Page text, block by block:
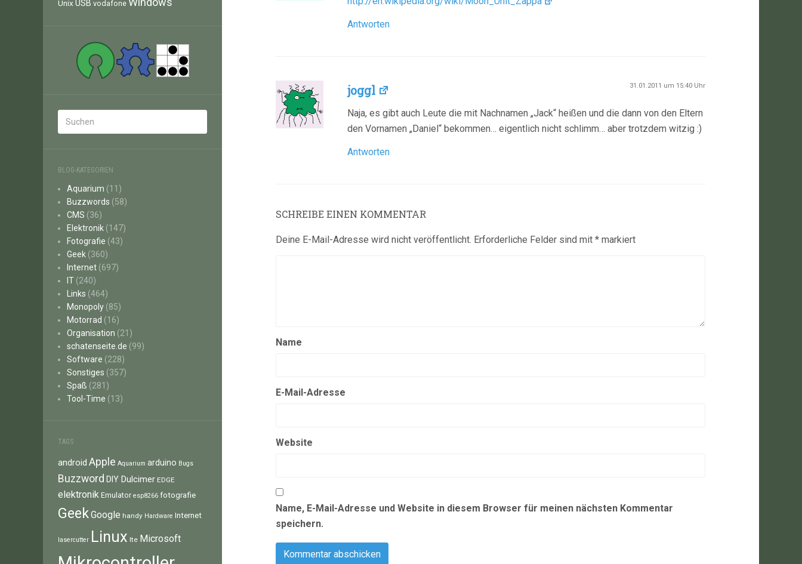
Unix USB vodafone
BLOG-KATEGORIEN
Aquarium (11)
Buzzwords (58)
CMS (36)
Elektronik (147)
Fotografie (43)
Geek (360)
Internet (697)
IT (240)
Links (464)
Monopoly (85)
Motorrad (16)
Organisation (21)
schatenseite.de (99)
Software (228)
Sonstiges (357)
Spaß (281)
Tool-Time (13)
TAGS
android Apple Aquarium arduino Bugs
Buzzword DIY Dulcimer EDGE
elektronik Emulator esp8266 fotografie
GeekGoogle handy Hardware Internet
lasercutter Linux lte Microsoft
Antworten
joggl 31.01.2011 um 15:40 Uhr
Naja, es gibt auch Leute die mit Nachnamen „Jack“ heißen und die dann von den Eltern
den Vornamen „Daniel“ bekommen… eigentlich nicht schlimm… aber trotzdem witzig :)
Antworten
SCHREIBE EINEN KOMMENTAR
Deine E-Mail-Adresse wird nicht veröffentlicht. Erforderliche Felder sind mit * markiert
Name
E-Mail-Adresse
Website
Name, E-Mail-Adresse und Website in diesem Browser für meinen nächsten Kommentar
speichern.